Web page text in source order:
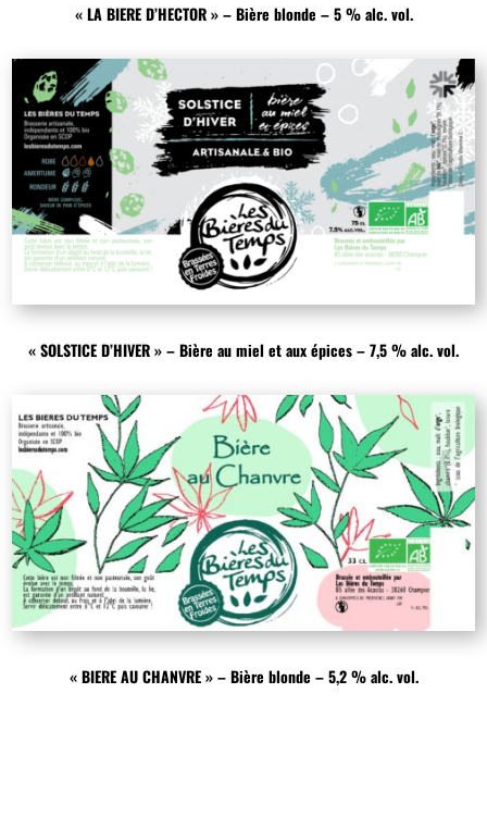
« LA BIERE D’HECTOR » – Bière blonde – 5 % alc. vol.
« SOLSTICE D’HIVER » – Bière au miel et aux épices – 7,5 % alc. vol.
« BIERE AU CHANVRE » – Bière blonde – 5,2 % alc. vol.